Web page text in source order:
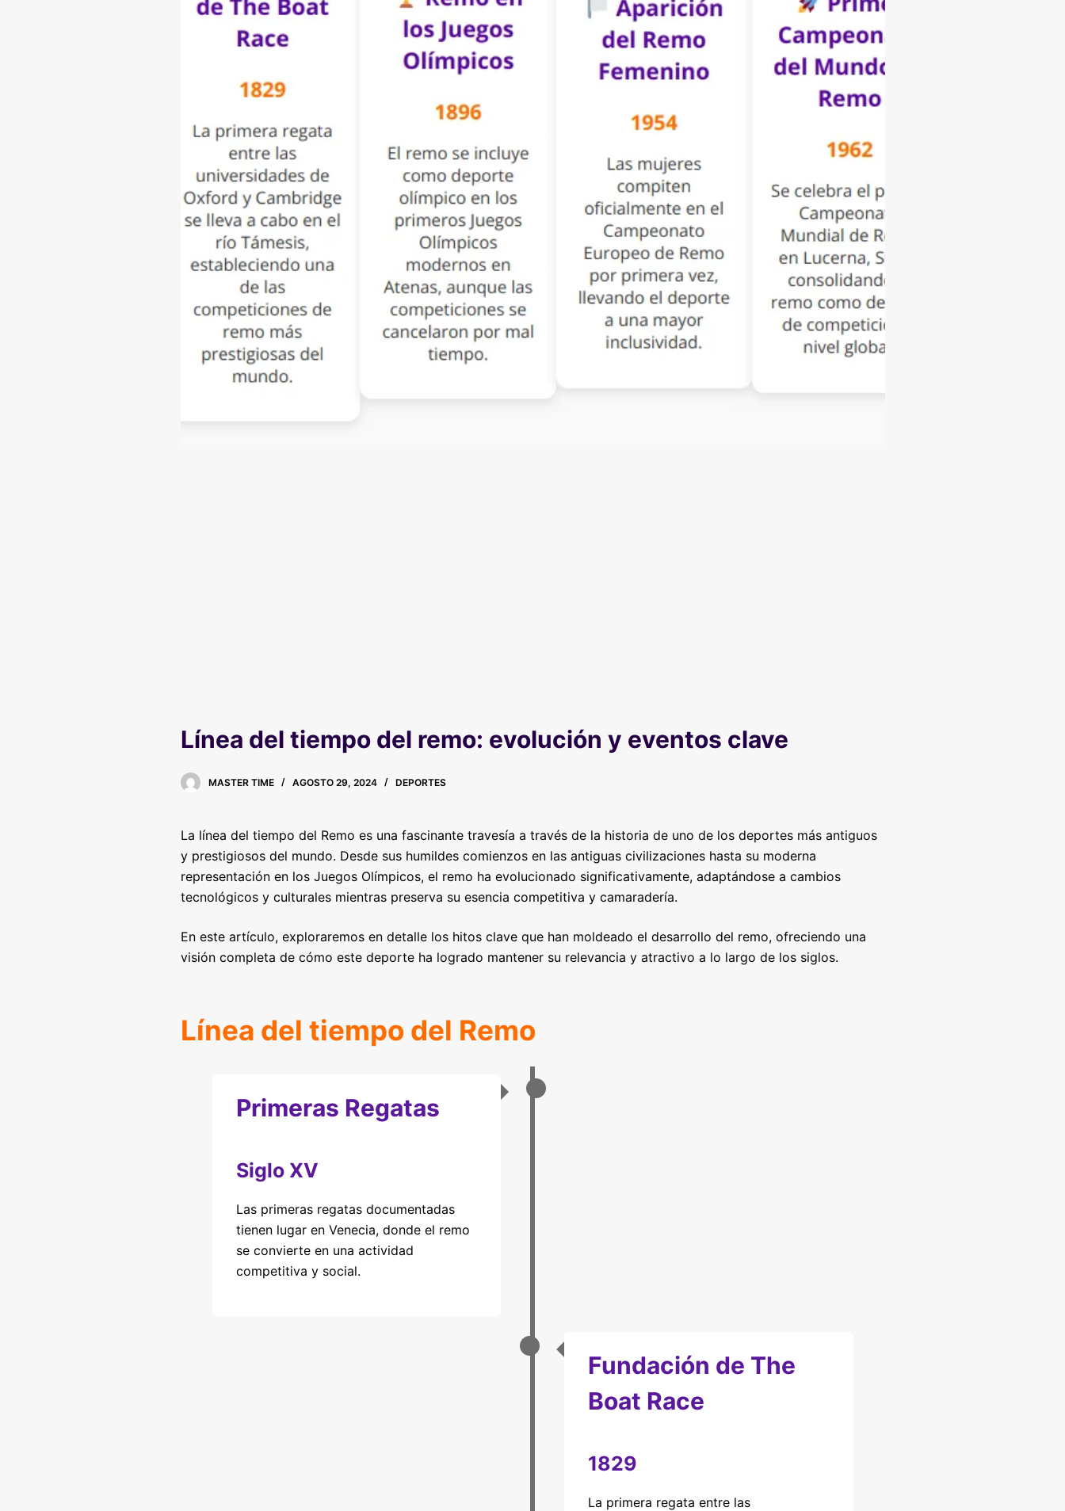
Línea del tiempo del remo: evolución y eventos clave
MASTER TIME AGOSTO 29, 2024 DEPORTES
La línea del tiempo del Remo es una fascinante travesía a través de la historia de uno de los deportes más antiguos
y prestigiosos del mundo. Desde sus humildes comienzos en las antiguas civilizaciones hasta su moderna
representación en los Juegos Olímpicos, el remo ha evolucionado significativamente, adaptándose a cambios
tecnológicos y culturales mientras preserva su esencia competitiva y camaradería.
En este artículo, exploraremos en detalle los hitos clave que han moldeado el desarrollo del remo, ofreciendo una
visión completa de cómo este deporte ha logrado mantener su relevancia y atractivo a lo largo de los siglos.
Línea del tiempo del Remo
Primeras Regatas
Siglo XV
Las primeras regatas documentadas
tienen lugar en Venecia, donde el remo
se convierte en una actividad
competitiva y social.
Fundación de The
Boat Race
1829
La primera regata entre las